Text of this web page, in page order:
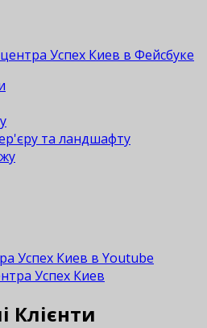
та ландшафту
Клієнти